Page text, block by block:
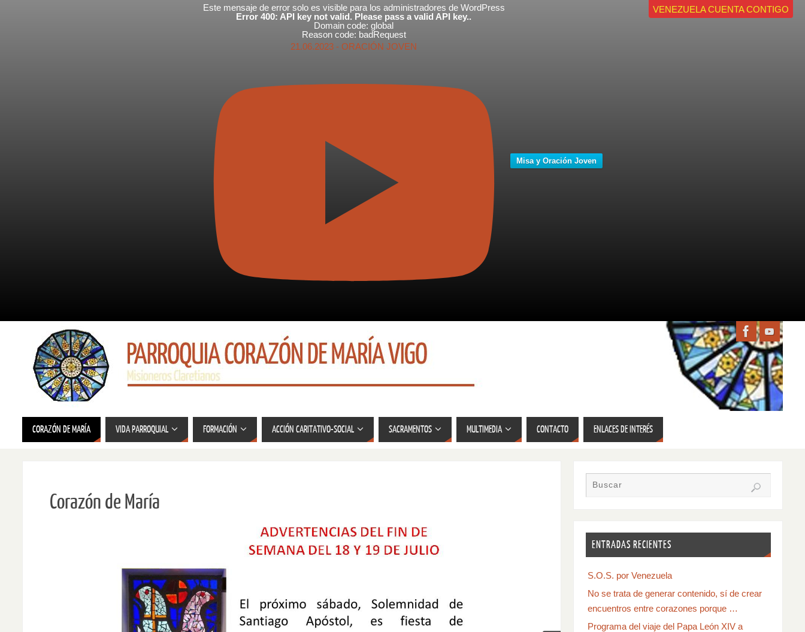
Este mensaje de error solo es visible para los administradores de WordPress
Error 400: API key not valid. Please pass a valid API key..
Domain code: global
Reason code: badRequest
21.06.2023 - ORACIÓN JOVEN
Misa y Oración Joven
CORAZÓN DE MARÍA VIDA PARROQUIAL FORMACIÓN ACCIÓN CARITATIVO-SOCIAL SACRAMENTOS MULTIMEDIA CONTACTO ENLACES DE INTERÉS
Corazón de María
ENTRADAS RECIENTES
S.O.S. por Venezuela
No se trata de generar contenido, sí de crear
encuentros entre corazones porque …
Programa del viaje del Papa León XIV a
VENEZUELA CUENTA CONTIGO